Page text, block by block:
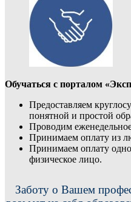
Обучаться с порталом
Предоставляем
понятной и простой
Проводим
Принимаем оплату из
Принимаем оплату
физическое лицо.
Заботу о Вашем